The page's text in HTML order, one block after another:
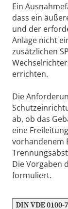
Ein
dass ein
und der
Anlage nicht
zusätzlichen
errichten.
Die
ab, ob das
eine
vorhandenem
Die Vorgaben
formuliert.